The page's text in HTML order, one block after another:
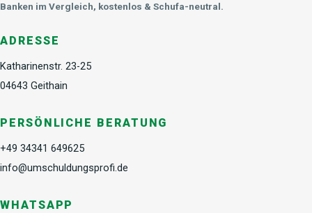
Banken im Vergleich, kostenlos & Schufa-neutral.
ADRESSE
Katharinenstr. 23-25
04643 Geithain
PERSÖNLICHE BERATUNG
+49 34341 649625
info@umschuldungsprofi.de
WHATSAPP